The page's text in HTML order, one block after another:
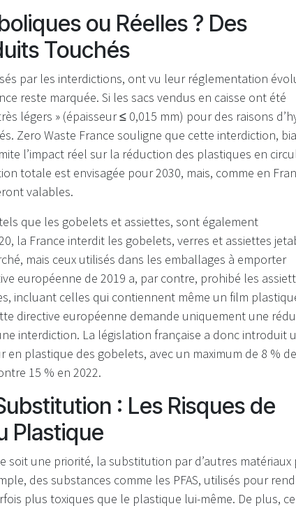
ou Réelles ? Des
Touchés
par les interdictions, ont vu leur réglementation
reste marquée. Si les sacs vendus en caisse ont été
légers » (épaisseur ≤ 0,015 mm) pour des raisons
Zero Waste France souligne que cette interdiction,
l’impact réel sur la réduction des plastiques en
totale est envisagée pour 2030, mais, comme en
valables.
que les gobelets et assiettes, sont également
la France interdit les gobelets, verres et assiettes
mais ceux utilisés dans les emballages à emporter
européenne de 2019 a, par contre, prohibé les
incluant celles qui contiennent même un film
directive européenne demande uniquement une
interdiction. La législation française a donc introduit
en plastique des gobelets, avec un maximum de 8 % de
15 % en 2022.
: Les Risques de
Plastique
soit une priorité, la substitution par d’autres matériaux
des substances comme les PFAS, utilisés pour
plus toxiques que le plastique lui-même. De plus,